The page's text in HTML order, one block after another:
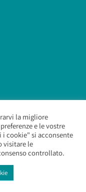
All Rights Reserved.
la migliore
e le vostre
cookie" si acconsente
visitare le
controllato.